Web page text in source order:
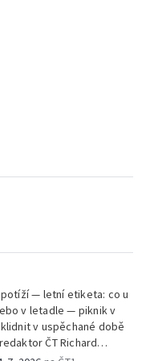
— letní etiketa: co u
v letadle — piknik v
v uspěchané době
ČT Richard